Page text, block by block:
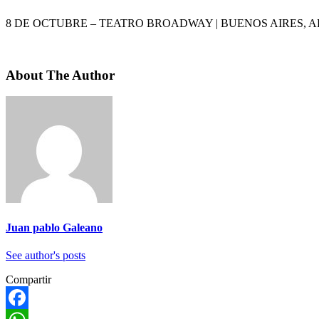
8 DE OCTUBRE – TEATRO BROADWAY | BUENOS AIRES,
About The Author
Juan pablo Galeano
See author's posts
Compartir